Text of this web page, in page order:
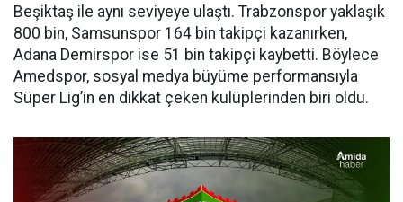
Beşiktaş ile aynı seviyeye ulaştı. Trabzonspor yaklaşık
800 bin, Samsunspor 164 bin takipçi kazanırken,
Adana Demirspor ise 51 bin takipçi kaybetti. Böylece
Amedspor, sosyal medya büyüme performansıyla
Süper Lig’in en dikkat çeken kulüplerinden biri oldu.